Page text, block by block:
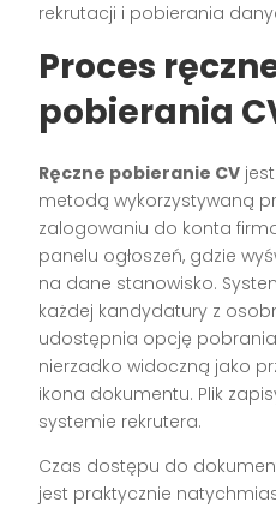
rekrutacji i pobierania
Proces
pobierania
Ręczne pobieranie CV
metodą wykorzystywaną
zalogowaniu do konta
panelu ogłoszeń, gdzie
na dane stanowisko.
każdej kandydatury z
udostępnia opcję pobrania
nierzadko widoczną jako
ikona dokumentu. Plik
systemie rekrutera.
Czas dostępu do
jest praktycznie